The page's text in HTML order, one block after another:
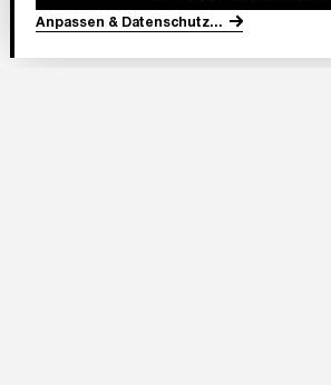
Anpassen & Datenschutz...